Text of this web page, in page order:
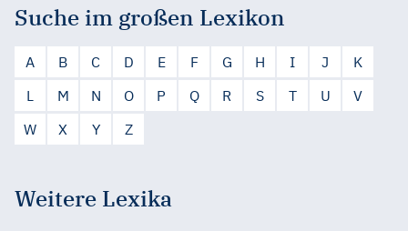
Suche im großen Lexikon
A B C D E F G H I J
K
L
M N O P Q R S T U
V
W
X Y Z
Weitere Lexika